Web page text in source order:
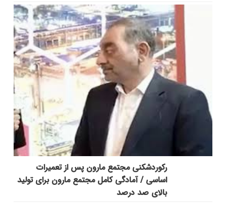
رکوردشکنی مجتمع مارون پس از تعمیرات
اساسی / آمادگی کامل مجتمع مارون برای تولید
بالای صد درصد